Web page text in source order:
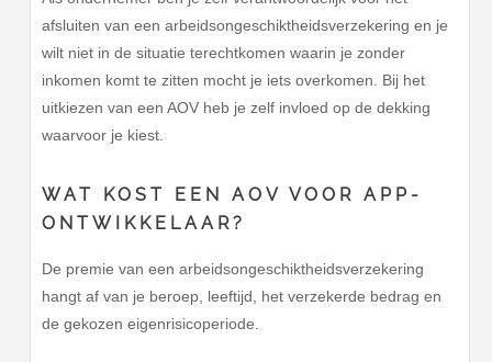
afsluiten van een arbeidsongeschiktheidsverzekering en je
wilt niet in de situatie terechtkomen waarin je zonder
inkomen komt te zitten mocht je iets overkomen. Bij het
uitkiezen van een AOV heb je zelf invloed op de dekking
waarvoor je kiest.
WAT KOST EEN AOV VOOR APP-
ONTWIKKELAAR?
De premie van een arbeidsongeschiktheidsverzekering
hangt af van je beroep, leeftijd, het verzekerde bedrag en
de gekozen eigenrisicoperiode.